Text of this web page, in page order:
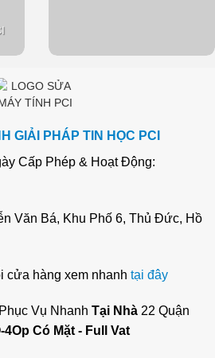
GIẢI PHÁP TIN HỌC PCI
Cấp Phép & Hoạt Động:
Văn Bá, Khu Phố 6, Thủ Đức, Hồ
cửa hàng xem nhanh tại đây
Vụ Nhanh Tại Nhà22 Quận
4Op Có Mặt - Full Vat